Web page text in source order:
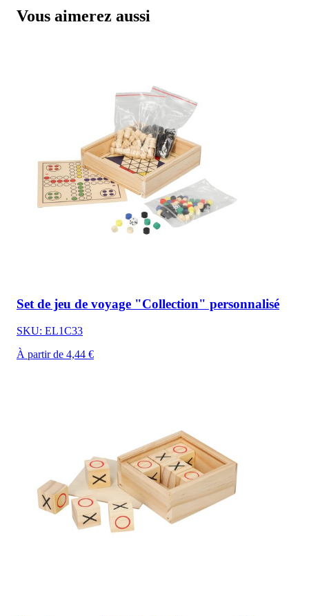
Vous aimerez aussi
Set de jeu de voyage "Collection" personnalisé
SKU: EL1C33
À partir de 4,44 €